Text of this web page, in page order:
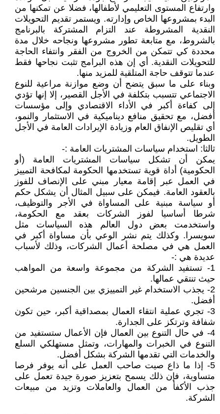
وارتفاع المستوى التعليمي لأطفالها، فضلا عن تمكنها من
البدء بمشروعها الخاص وإدارته. ويستمر تقديم التحويلات
النقدية المشروطة عند التزام المشتركة بالبرنامج
بالشروط، مع متابعة تطور مشروعها ونجاحه خلال مدة
محددة كي تتمكن من الخروج من الفقر وانتفاء الحاجة
للتحويلات النقدية. أي إن هذه البرامج تثبت نجاحها فقط
عندما تتوقف حاجة المتلقية للمزيد منها.
وبناء على ما سبق يتضح أن وضع موازنة مراعية للنوع
الاجتماعي تتسبب بتكلفة في الأجل القصير، إلا إنها تؤدي
إلى كفاءة أكبر في الأداء الاقتصادي وإلى مؤسسات
أفضل، مع تحقيق منافع ديناميكية في الاستثمار والنمو،
أي تقليص الإنفاق العام وزيادة الإيرادات العامة في الأجل
الطويل.
ثالثا: استخدام سياسات المشتريات العامة :-
يمكن أن تشكل سياسات المشتريات العامة (أو
الحكومية) أداة قوية تستخدمها الحكومة لمكافحة التمييز
في العمل عبر إقامة معيار مبني على الإنصاف للفوز
بالعقود العامة. فيمكن على سبيل المثال أن يشكل حكم
أو سياسة مبنية على المساواة في الأجر والتوظيف،
شرطا أساسيا لفوز الشركات بعقد مع الحكومة،
واستخدمت بعض دول العالم هذه السياسات مثل
سويسرا. وكذلك يتم نشر الوعي بأن مساواة أكبر في
العمل هي في مصلحة أعمال الشركات، وذلك لأسباب
عديدة هي :-
1- تستفيد الشركة من مجموعة واسعة من المواهب
حيث تنتقي عمالها.
2- يجذب الاستخدام غير التمييزي بين الجنسين مرشحين
أفضل.
3- تجري عملية انتقاء العمال بمصداقية أكبر، حين تكون
شفافة وترتكز على الجدارة.
4- في حال التنوع بين العمال فإن الأعمال ستستفيد من
التنوع في الخبرات والمهارات، وتمثل مستهلكي السلع
والخدمات التي تقدمها الشركة بشكل أفضل.
5- إذا ما ذاع صيت صاحب العمل على أنه يوفر فرصا
متساوية، فإن ذلك يسمح بتعزيز صورة جيدة تعمل على
جذب الأكفأ من العمال والعاملات وتزيد من مبيعات
الشركة.